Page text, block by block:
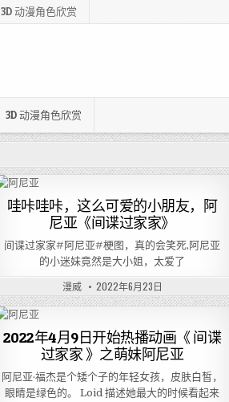
3D 动漫角色欣赏
3D 动漫角色欣赏
哇咔哇咔，这么可爱的小朋友，阿
尼亚《间谍过家家》
间谍过家家#阿尼亚#梗图，真的会笑死,阿尼亚
的小迷妹竟然是大小姐，太爱了
漫威 2022年6月23日
2022年4月9日开始热播动画《 间谍
过家家 》之萌妹阿尼亚
阿尼亚·福杰是个矮个子的年轻女孩，皮肤白皙，
眼睛是绿色的。 Loid 描述她最大的时候看起来